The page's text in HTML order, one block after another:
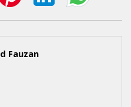
Fauzan